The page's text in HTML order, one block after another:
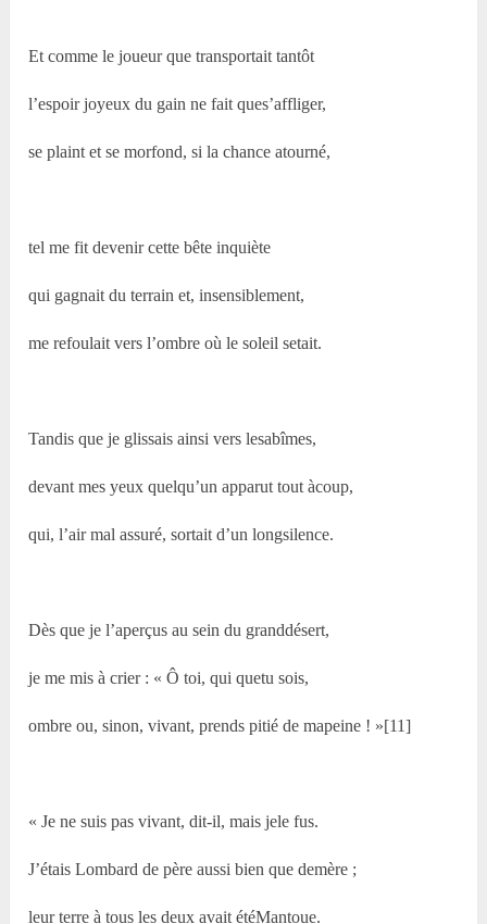
Et comme le joueur que transportait tantôt
l’espoir joyeux du gain ne fait ques’affliger,
se plaint et se morfond, si la chance atourné,
tel me fit devenir cette bête inquiète
qui gagnait du terrain et, insensiblement,
me refoulait vers l’ombre où le soleil setait.
Tandis que je glissais ainsi vers lesabîmes,
devant mes yeux quelqu’un apparut tout àcoup,
qui, l’air mal assuré, sortait d’un longsilence.
Dès que je l’aperçus au sein du granddésert,
je me mis à crier : « Ô toi, qui quetu sois,
ombre ou, sinon, vivant, prends pitié de mapeine ! »[11]
« Je ne suis pas vivant, dit-il, mais jele fus.
J’étais Lombard de père aussi bien que demère ;
leur terre à tous les deux avait étéMantoue.